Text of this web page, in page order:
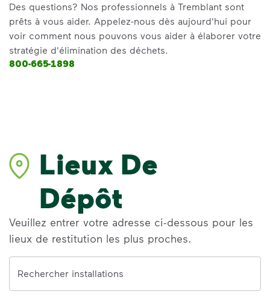
Des questions? Nos professionnels à Tremblant sont
prêts à vous aider. Appelez-nous dès aujourd'hui pour
voir comment nous pouvons vous aider à élaborer votre
stratégie d'élimination des déchets.
800-665-1898
Lieux De
Dépôt
Veuillez entrer votre adresse ci-dessous pour les
lieux de restitution les plus proches.
Rechercher installations